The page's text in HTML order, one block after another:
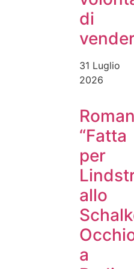
di
31 Luglio
2026
“Fatta
per
allo
a